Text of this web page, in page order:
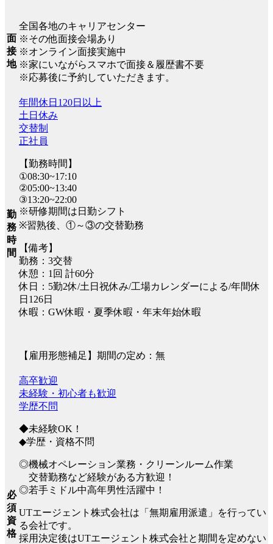
面
接
地
全国各地のキャリアセンター
※その他面接会場あり
※オンライン面接実施中
※家にいながらスマホで面接＆履歴書不要
※応募後に予約していただきます。
勤
務
時
間
年間休日120日以上
土日休み
交替制
正社員
【勤務時間】
①08:30~17:10
②05:00~13:40
③13:20~22:00
※研修期間は日勤シフト
※習熟後、①～③の交替勤務
【備考】
勤務：3交替
休憩：1回 計60分
休日：5勤2休/土日祝休み/工場カレンダーによる/年間休
日126日
休暇：GW休暇・夏季休暇・年末年始休暇
【雇用形態補足】期間の定め：無
必
須
資
格
高卒歓迎
未経験・初心者も歓迎
学歴不問
◆未経験OK！
◆学歴・資格不問
◎機械オペレーション業務・クリーンルーム作業
交替勤務など経験がある方歓迎！
◎若手ミドル中高年男性活躍中！
UTエージェント株式会社は「無期雇用派遣」を行ってい
る会社です。
採用決定後はUTエージェント株式会社と期間を定めない